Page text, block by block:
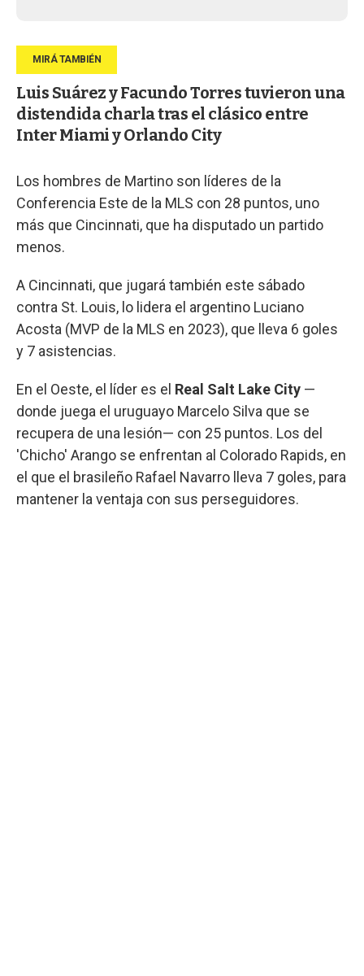
Luis Suárez y Facundo Torres tuvieron una
distendida charla tras el clásico entre
Inter Miami y Orlando City
Los hombres de Martino son líderes de la
Conferencia Este de la MLS con 28 puntos, uno
más que Cincinnati, que ha disputado un partido
menos.
A Cincinnati, que jugará también este sábado
contra St. Louis, lo lidera el argentino Luciano
Acosta (MVP de la MLS en 2023), que lleva 6 goles
y 7 asistencias.
En el Oeste, el líder es el Real Salt Lake City —
donde juega el uruguayo Marcelo Silva que se
recupera de una lesión— con 25 puntos. Los del
'Chicho' Arango se enfrentan al Colorado Rapids, en
el que el brasileño Rafael Navarro lleva 7 goles, para
mantener la ventaja con sus perseguidores.